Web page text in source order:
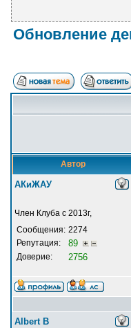
Обновление
Автор
АКиЖАУ
Член Клуба с 2013г,
Сообщения: 2274
Репутация:
89
Доверие: 2756
Albert В